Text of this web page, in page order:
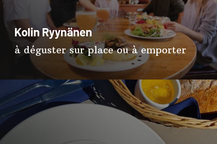
Kolin Ryynänen
à déguster sur place ou à emporter